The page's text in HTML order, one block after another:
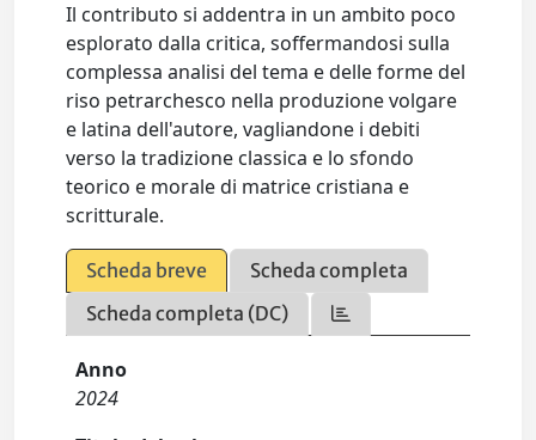
Il contributo si addentra in un ambito poco
esplorato dalla critica, soffermandosi sulla
complessa analisi del tema e delle forme del
riso petrarchesco nella produzione volgare
e latina dell'autore, vagliandone i debiti
verso la tradizione classica e lo sfondo
teorico e morale di matrice cristiana e
scritturale.
Scheda breve
Scheda completa
Scheda completa (DC)
Anno
2024